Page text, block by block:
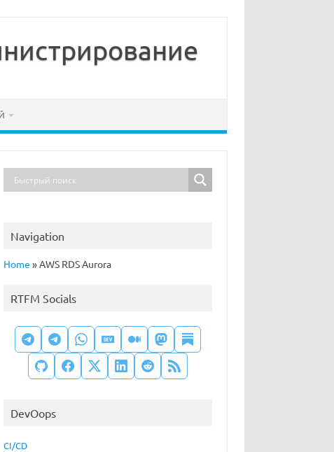
Navigation
Home »AWS RDS Aurora
RTFM Socials
DevOops
CI/CD